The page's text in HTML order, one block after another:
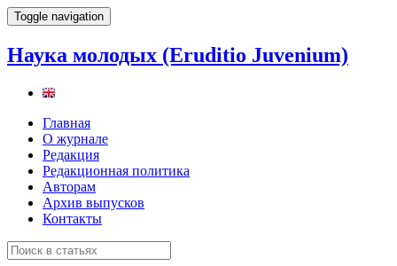
Toggle navigation
Наука молодых (Eruditio Juvenium)
Главная
О журнале
Редакция
Редакционная политика
Авторам
Архив выпусков
Контакты